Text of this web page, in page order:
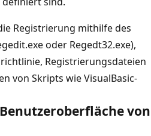
Registrierung mithilfe des
oder Regedt32.exe),
Registrierungsdateien
von Skripts wie VisualBasic-
von